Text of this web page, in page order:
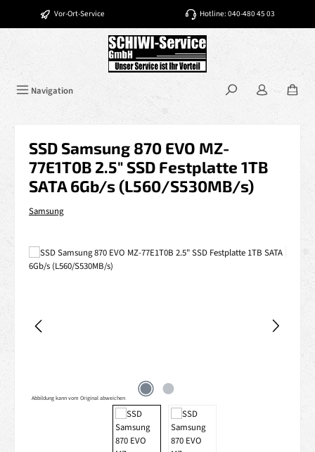
Zum Hauptinhalt springen
Vor-Ort-Service Hotline: 040-480 45 03
Navigation
SSD Samsung 870 EVO MZ-
77E1T0B 2.5" SSD Festplatte 1TB
SATA 6Gb/s (L560/S530MB/s)
Samsung
Bildergalerie überspringen
Abbildung kann vom Original abweichen